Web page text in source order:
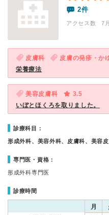
2件
アクセス数 7
皮膚科 皮膚の発疹・か
栄養療法
美容皮膚科
3.5
いぼとほくろを取りました。
診療科目：
形成外科、美容外科、皮膚科、美容
専門医・資格：
形成外科専門医
診療時間
月